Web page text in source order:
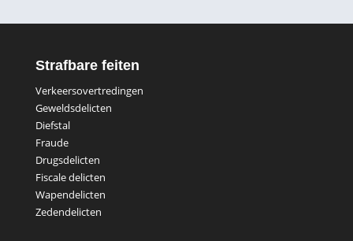
Strafbare feiten
Verkeersovertredingen
Geweldsdelicten
Diefstal
Fraude
Drugsdelicten
Fiscale delicten
Wapendelicten
Zedendelicten